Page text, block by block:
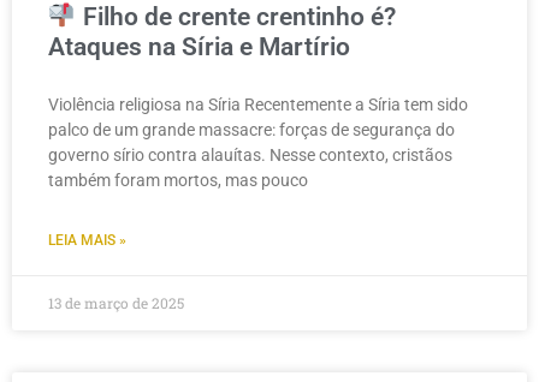
Filho de crente crentinho é?
Ataques na Síria e Martírio
Violência religiosa na Síria Recentemente a Síria tem sido
palco de um grande massacre: forças de segurança do
governo sírio contra alauítas. Nesse contexto, cristãos
também foram mortos, mas pouco
LEIA MAIS »
13 de março de 2025